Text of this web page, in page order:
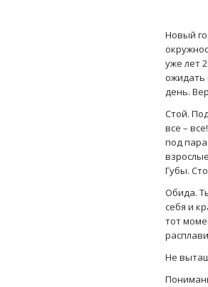
Новый
уже лет
ожидать
день.
Стой.
все –
под
Губы.
Обида.
себя и
тот
Не